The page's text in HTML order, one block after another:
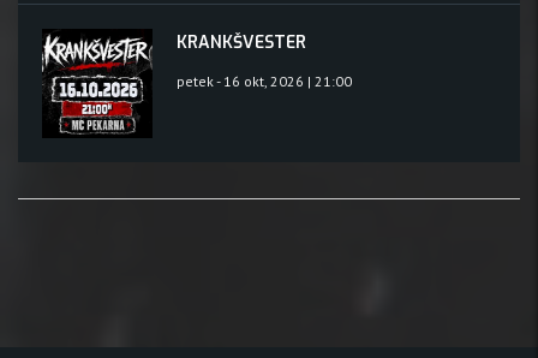
KRANKŠVESTER
petek - 16 okt, 2026 | 21:00